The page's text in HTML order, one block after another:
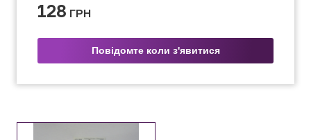
128 ГРН
Повідомте коли з'явитися